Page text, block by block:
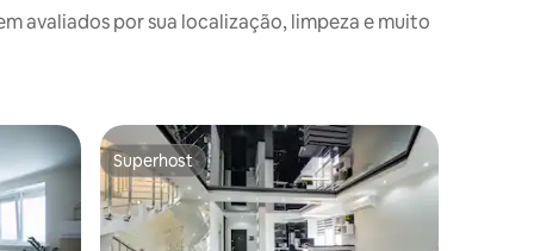
avaliados por sua localização, limpeza e muito
Superhost
Superhost